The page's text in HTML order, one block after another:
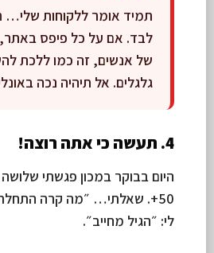
תמיד אומר ללקוחות שלי…
לבד. אם על כל פיפס באתר,
של אנשים, זה כמו ללכת
גלגלים. אל תיהיה נכה
4. תעשה כי אתה רוצה!
היום בבוקר במכון פגשתי
50+. שאלתי… ״מה קרה
לי: ״הגיל מחייב״.